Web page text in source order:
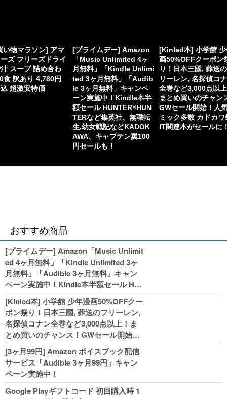
[プライムデー] Amazon
「Music Unlimited 4ヶ
月無料」「Kindle Unlimi
ted 3ヶ月無料」「Audib
le 3ヶ月無料」キャンペ
ーン実施中！Kindle本半
額セール HUNTER×HUN
TERなど集英社、無職転
生,幼女戦記などKADOK
AWA、キャプテン翼100
円セールも！
[Kinled本] 小学館 少
画50%OFFクーポン
り！日本三國, 葬送
リーレン, 名探偵コ
全巻など3,000点以
まとめ買いのチャン
GWセール開始！人
ミック多数 カドカワ
IT関連本がセールに
い物マラソン] アマ
ズ フリーズドライ
スープ 詰め合わ
食 訳あり 4,780円
超激安特価
おすすめ商品
[プライムデー] Amazon「Music Unlimit
ed 4ヶ月無料」「Kindle Unlimited 3ヶ
月無料」「Audible 3ヶ月無料」キャン
ペーン実施中！Kindle本半額セール HU
NTER×HUNTERなど集英社、無職転生,
幼女戦記などKADOKAWA、キャプテン
翼100円セールも！
[Kinled本] 小学館 少年漫画50%OFFクー
ポン祭り！日本三國, 葬送のフリーレン,
名探偵コナン全巻など3,000点以上！ま
とめ買いのチャンス！GWセール開始！
人気コミック多数 カドカワ祭やIT関連本
がセールに！
[3ヶ月99円] Amazon ボイスブック配信
サービス「Audible 3ヶ月99円」キャン
ペーン実施中！
Google Playギフトコード 初回購入時 1